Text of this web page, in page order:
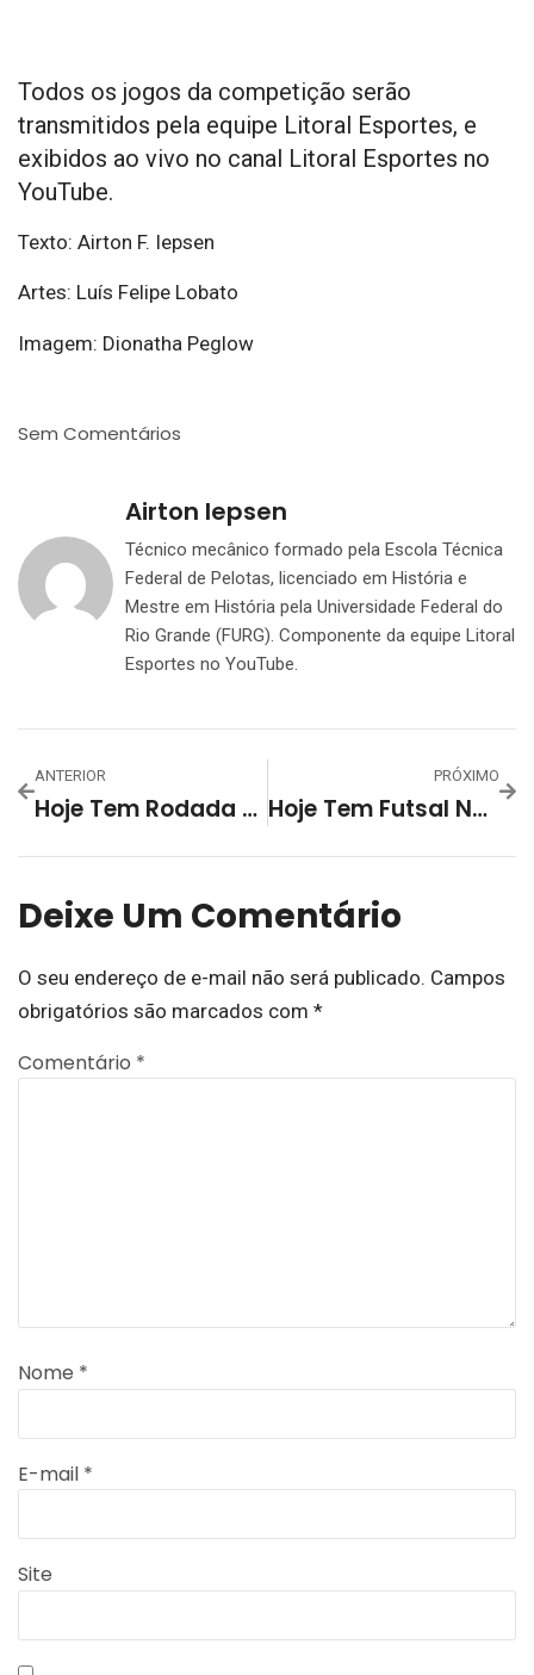
Todos os jogos da competição serão
transmitidos pela equipe Litoral Esportes, e
exibidos ao vivo no canal Litoral Esportes no
YouTube.
Texto: Airton F. Iepsen
Artes: Luís Felipe Lobato
Imagem: Dionatha Peglow
Sem Comentários
Airton Iepsen
Técnico mecânico formado pela Escola Técnica
Federal de Pelotas, licenciado em História e
Mestre em História pela Universidade Federal do
Rio Grande (FURG). Componente da equipe Litoral
Esportes no YouTube.
ANTERIOR
Hoje Tem Rodada Pelo 61º Campeonato Aberto De Futsal Do Grêmio Esportivo Lourenciano
PRÓXIMO
Hoje Tem Futsal No Estádio Das Hortênsias!
Deixe Um Comentário
O seu endereço de e-mail não será publicado. Campos
obrigatórios são marcados com *
Comentário *
Nome *
E-mail *
Site